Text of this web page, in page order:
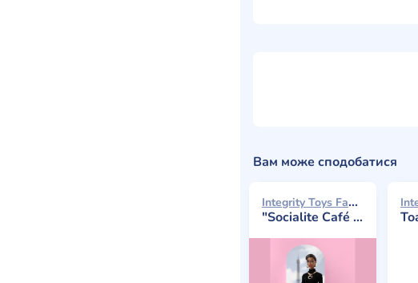
Вам може сподобатися
Integrity Toys Fashion Royalty 2025
"Socialite Café " Adèle Makéda